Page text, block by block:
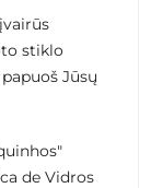
stiklo
Jūsų
de Vidros